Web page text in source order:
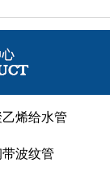
烯给水管
波纹管